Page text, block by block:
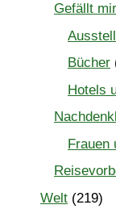
Gefällt mir
Bücher
Hotels
Frauen
Welt (219)